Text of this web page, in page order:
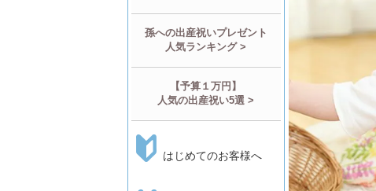
孫への出産祝いプレゼント
人気ランキング >
【予算１万円】
人気の出産祝い5選 >
はじめてのお客様へ